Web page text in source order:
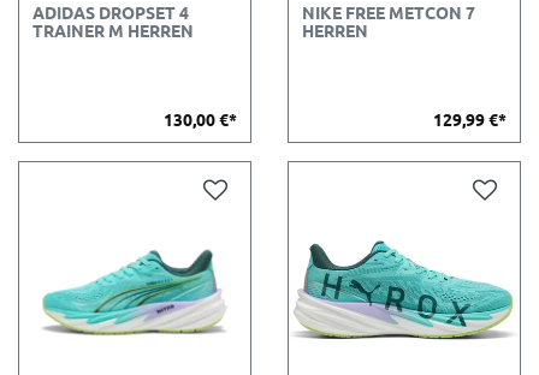
ADIDAS DROPSET 4
TRAINER M HERREN
130,00 €*
NIKE FREE METCON 7
HERREN
129,99 €*